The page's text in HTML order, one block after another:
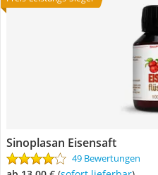
Sinoplasan Eisensaft
49 Bewertungen